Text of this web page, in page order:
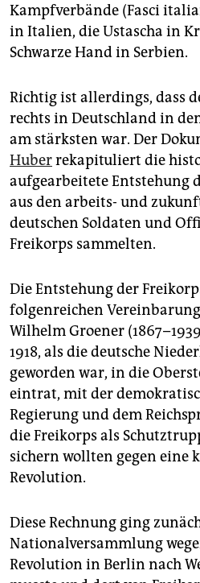
Kampfverbände (Fasci
in Italien, die Ustascha in
Schwarze Hand in Serbien.
Richtig ist allerdings, dass
rechts in Deutschland in
am stärksten war. Der
Huberrekapituliert die
aufgearbeitete Entstehung
aus den arbeits- und
deutschen Soldaten und
Freikorps sammelten.
Die Entstehung der
folgenreichen
Wilhelm Groener
1918, als die deutsche
geworden war, in die
eintrat, mit der
Regierung und dem
die Freikorps als
sichern wollten gegen eine
Revolution.
Diese Rechnung ging
Nationalversammlung
Revolution in Berlin nach